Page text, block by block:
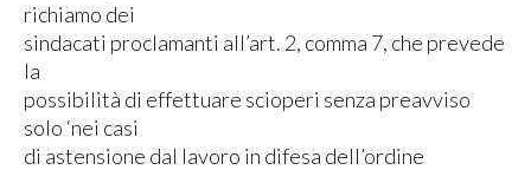
richiamo dei
sindacati proclamanti all’art. 2, comma 7, che prevede
la
possibilità di effettuare scioperi senza preavviso
solo ‘nei casi
di astensione dal lavoro in difesa dell’ordine